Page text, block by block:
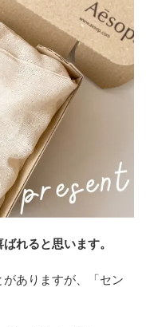
れると思います。
ありますが、「セン